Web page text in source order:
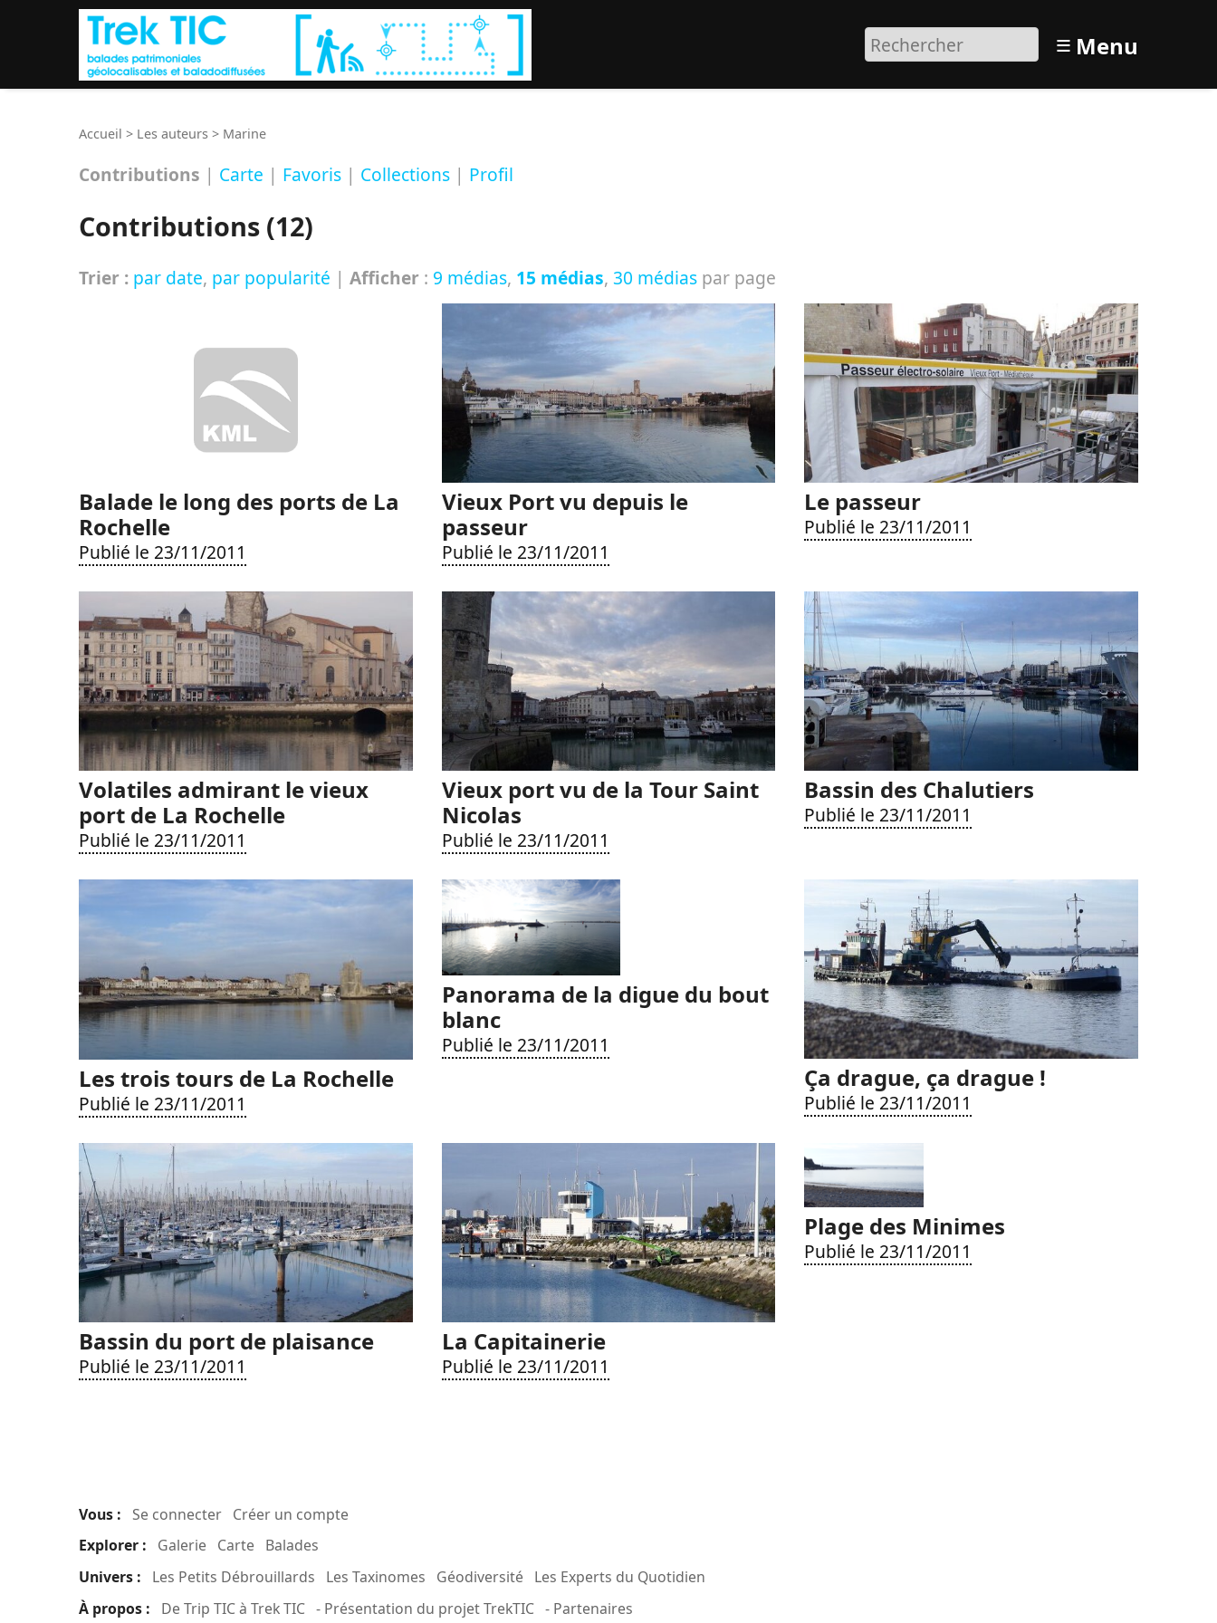
≡ Menu
Accueil > Les auteurs > Marine
Contributions | Carte | Favoris | Collections | Profil
Contributions (12)
Trier : par date, par popularité | Afficher : 9 médias, 15 médias, 30 médias par page
Balade le long des ports de La
Rochelle
Publié le 23/11/2011
Vieux Port vu depuis le
passeur
Publié le 23/11/2011
Le passeur
Publié le 23/11/2011
Volatiles admirant le vieux
port de La Rochelle
Publié le 23/11/2011
Vieux port vu de la Tour Saint
Nicolas
Publié le 23/11/2011
Bassin des Chalutiers
Publié le 23/11/2011
Les trois tours de La Rochelle
Publié le 23/11/2011
Panorama de la digue du bout
blanc
Publié le 23/11/2011
Ça drague, ça drague !
Publié le 23/11/2011
Bassin du port de plaisance
Publié le 23/11/2011
La Capitainerie
Publié le 23/11/2011
Plage des Minimes
Publié le 23/11/2011
Vous : Se connecter Créer un compte
Explorer :
Galerie Carte
Balades
Univers :
Les Petits Débrouillards Les Taxinomes Géodiversité
Les Experts du Quotidien
À propos :
De Trip TIC à Trek TIC - Présentation du projet TrekTIC - Partenaires